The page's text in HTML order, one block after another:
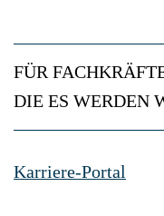
FÜR
DIE ES WERDEN
Karriere-Portal